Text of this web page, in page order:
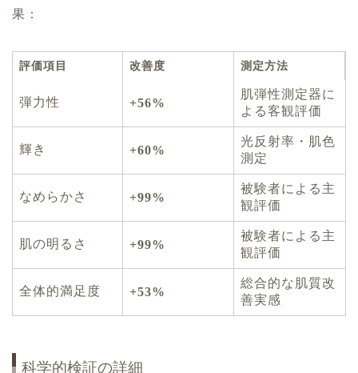
果：
評価項目 改善度 測定方法
弾力性 +56%
肌弾性測定器に
よる客観評価
輝き +60%
光反射率・肌色
測定
なめらかさ +99%
被験者による主
観評価
肌の明るさ +99%
被験者による主
観評価
全体的満足度 +53%
総合的な肌質改
善実感
科学的検証の詳細